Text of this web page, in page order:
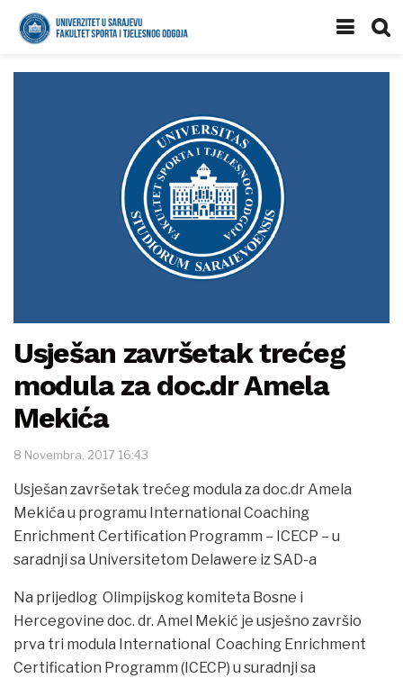
Usješan završetak trećeg
modula za doc.dr Amela
Mekića
8 Novembra, 2017 16:43
Usješan završetak trećeg modula za doc.dr Amela
Mekića u programu International Coaching
Enrichment Certification Programm – ICECP – u
saradnji sa Universitetom Delawere iz SAD-a
Na prijedlog Olimpijskog komiteta Bosne i
Hercegovine doc. dr. Amel Mekić je usješno završio
prva tri modula International Coaching Enrichment
Certification Programm (ICECP) u suradnji sa